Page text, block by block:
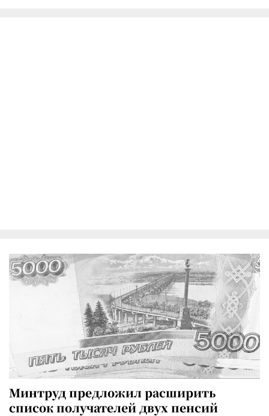
Минтруд предложил расширить
список получателей двух пенсий